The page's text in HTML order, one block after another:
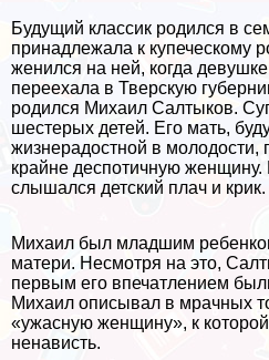
Будущий классик родился в
принадлежала к купеческому
женился на ней, когда
переехала в Тверскую
родился Михаил Салтыков.
шестерых детей. Его мать,
жизнерадостной в молодости,
крайне деспотичную женщину.
слышался детский плач и крик.
Михаил был младшим
матери. Несмотря на это,
первым его впечатлением
Михаил описывал в мрачных
«ужасную женщину», к
ненависть.